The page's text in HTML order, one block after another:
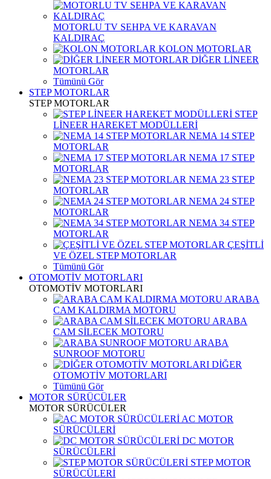
MOTORLU TV SEHPA VE KARAVAN
KALDIRAÇ
KOLON MOTORLAR
DİĞER LİNEER
MOTORLAR
Tümünü Gör
STEP MOTORLAR
STEP MOTORLAR
STEP
LİNEER HAREKET MODÜLLERİ
NEMA 14 STEP
MOTORLAR
NEMA 17 STEP
MOTORLAR
NEMA 23 STEP
MOTORLAR
NEMA 24 STEP
MOTORLAR
NEMA 34 STEP
MOTORLAR
ÇEŞİTLİ
VE ÖZEL STEP MOTORLAR
Tümünü Gör
OTOMOTİV MOTORLARI
OTOMOTİV MOTORLARI
ARABA
CAM KALDIRMA MOTORU
ARABA
CAM SİLECEK MOTORU
ARABA
SUNROOF MOTORU
DİĞER
OTOMOTİV MOTORLARI
Tümünü Gör
MOTOR SÜRÜCÜLER
MOTOR SÜRÜCÜLER
AC MOTOR
SÜRÜCÜLERİ
DC MOTOR
SÜRÜCÜLERİ
STEP MOTOR
SÜRÜCÜLERİ